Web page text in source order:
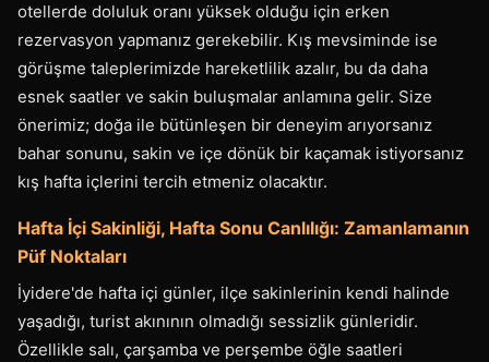
otellerde doluluk oranı yüksek olduğu için erken
rezervasyon yapmanız gerekebilir. Kış mevsiminde ise
görüşme taleplerimizde hareketlilik azalır, bu da daha
esnek saatler ve sakin buluşmalar anlamına gelir. Size
önerimiz; doğa ile bütünleşen bir deneyim arıyorsanız
bahar sonunu, sakin ve içe dönük bir kaçamak istiyorsanız
kış hafta içlerini tercih etmeniz olacaktır.
Hafta İçi Sakinliği, Hafta Sonu Canlılığı: Zamanlamanın
Püf Noktaları
İyidere'de hafta içi günler, ilçe sakinlerinin kendi halinde
yaşadığı, turist akınının olmadığı sessizlik günleridir.
Özellikle salı, çarşamba ve perşembe öğle saatleri